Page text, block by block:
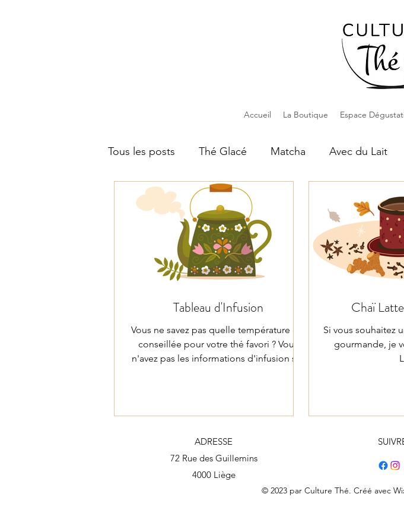
Accueil La Boutique Espace
Tous les posts Thé Glacé Matcha Avec du Lait
Tableau d'Infusion
Vous ne savez pas quelle température est
conseillée pour votre thé favori ? Vous
n'avez pas les informations d'infusion sur
Chaï
Si vous souhaitez
gourmande, je
ADRESSE
72 Rue des Guillemins
4000 Liège
© 2023 par Culture Thé. Créé avec